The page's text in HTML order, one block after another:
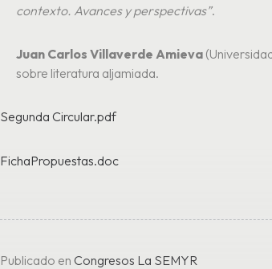
contexto. Avances y perspectivas”.
Juan Carlos Villaverde Amieva
sobre literatura aljamiada.
Segunda Circular.pdf
FichaPropuestas.doc
Publicado en Congresos La SEMYR